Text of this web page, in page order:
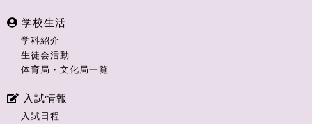
学校生活
学科紹介
生徒会活動
体育局・文化局一覧
入試情報
入試日程